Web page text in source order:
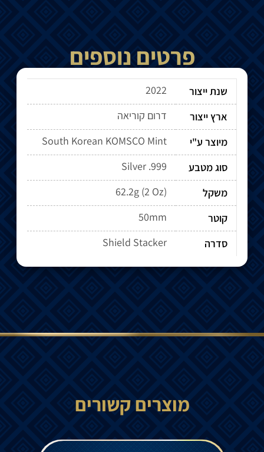
פרטים נוספים
שנת ייצור
2022
ארץ ייצור
דרום קוריאה
מיוצר ע"י
South Korean KOMSCO Mint
סוג מטבע
Silver .999
משקל
62.2g (2 Oz)
קוטר
50mm
סדרה
Shield Stacker
מוצרים קשורים